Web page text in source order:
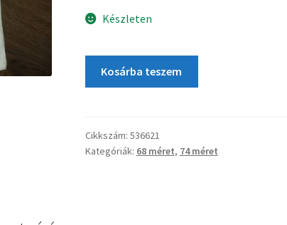
Készleten
Kosárba teszem
Cikkszám: 536621
Kategóriák: 68 méret, 74 méret